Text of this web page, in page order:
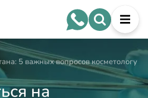
5 важных вопросов косметологу
на